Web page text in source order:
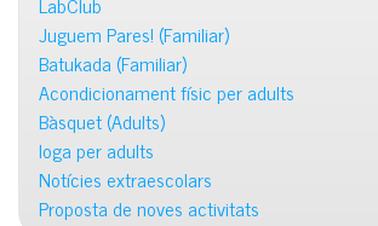
Juguem Pares! (Familiar)
Batukada (Familiar)
Acondicionament físic per adults
Bàsquet (Adults)
Ioga per adults
Notícies extraescolars
Proposta de noves activitats